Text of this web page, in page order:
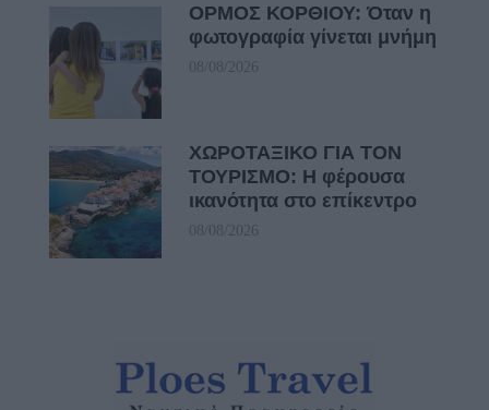
ΟΡΜΟΣ ΚΟΡΘΙΟΥ: Όταν η
φωτογραφία γίνεται μνήμη
08/08/2026
ΧΩΡΟΤΑΞΙΚΟ ΓΙΑ ΤΟΝ
ΤΟΥΡΙΣΜΟ: Η φέρουσα
ικανότητα στο επίκεντρο
08/08/2026